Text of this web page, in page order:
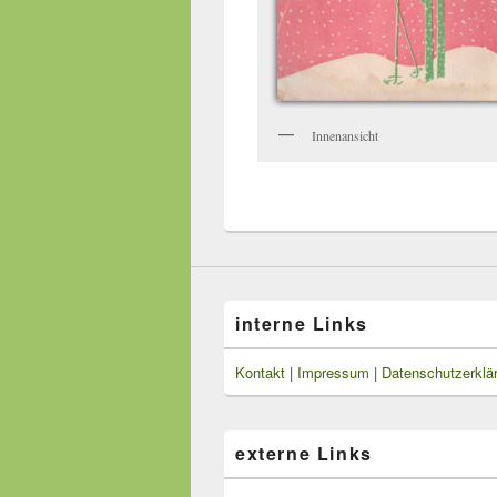
Innenansicht
interne Links
Kontakt | Impressum |
externe Links